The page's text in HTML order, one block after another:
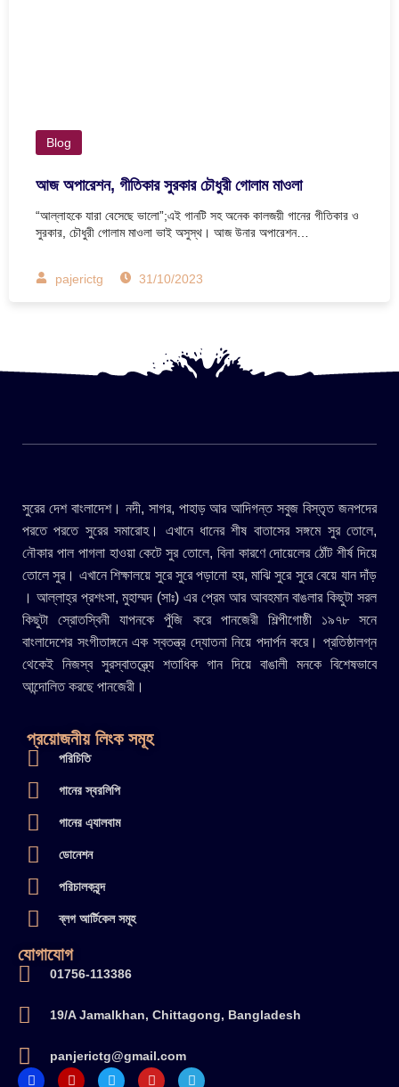
Blog
আজ অপারেশন, গীতিকার সুরকার চৌধুরী গোলাম মাওলা
“আল্লাহকে যারা বেসেছে ভালো”;এই গানটি সহ অনেক কালজয়ী গানের গীতিকার ও
সুরকার, চৌধুরী গোলাম মাওলা ভাই অসুস্থ। আজ উনার অপারেশন…
pajerictg 31/10/2023
সুরের দেশ বাংলাদেশ। নদী, সাগর, পাহাড় আর আদিগন্ত সবুজ বিস্তৃত জনপদের
পরতে পরতে সুরের সমারোহ। এখানে ধানের শীষ বাতাসের সঙ্গমে সুর তোলে,
নৌকার পাল পাগলা হাওয়া কেটে সুর তোলে, বিনা কারণে দোয়েলের ঠোঁট শীর্ষ দিয়ে
তোলে সুর। এখানে শিক্ষালয়ে সুরে সুরে পড়ানো হয়, মাঝি সুরে সুরে বেয়ে যান দাঁড়
। আল্লাহ্র প্রশংসা, মুহাম্মদ (সাঃ) এর প্রেম আর আবহমান বাঙলার কিছুটা সরল
কিছুটা স্রোতস্বিনী যাপনকে পুঁজি করে পানজেরী শিল্পীগোষ্ঠী ১৯৭৮ সনে
বাংলাদেশের সংগীতাঙ্গনে এক স্বতন্ত্র দ্যোতনা নিয়ে পদার্পন করে। প্রতিষ্ঠালগ্ন
থেকেই নিজস্ব সুরস্বাতন্ত্র্যে শতাধিক গান দিয়ে বাঙালী মনকে বিশেষভাবে
আন্দোলিত করছে পানজেরী।
প্রয়োজনীয় লিংক সমূহ
পরিচিতি
গানের স্বরলিপি
গানের এ্যালবাম
ডোনেশন
পরিচালকবৃন্দ
ব্লগ আর্টিকেল সমূহ
যোগাযোগ
01756-113386
19/A Jamalkhan, Chittagong, Bangladesh
panjerictg@gmail.com